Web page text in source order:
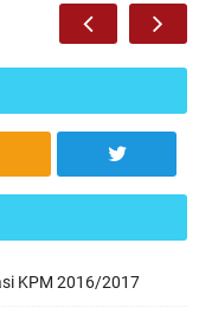
KPM 2016/2017